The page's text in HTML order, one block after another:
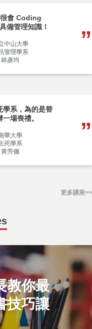
會 Coding
備管理知識！
中山大學
管理學系
林彥均
學系，為的是替
場喪禮。
華大學
死學系
黃芳儀
更多講座>>
教你最
技巧讓